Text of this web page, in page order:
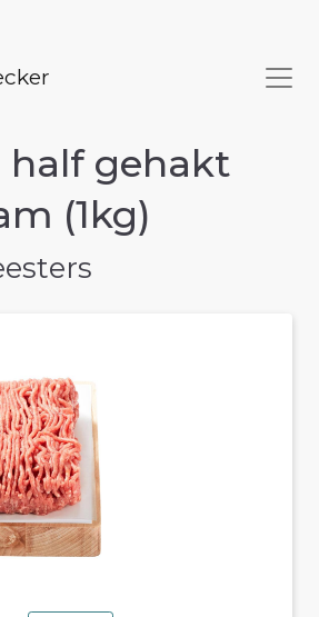
half gehakt
(1kg)